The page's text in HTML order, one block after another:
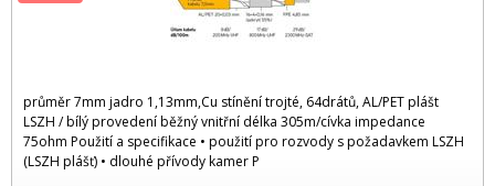
průměr 7mm jadro 1,13mm,Cu stínění trojté, 64drátů, AL/PET plášt
LSZH / bílý provedení běžný vnitřní délka 305m/cívka impedance
75ohm Použití a specifikace • použití pro rozvody s požadavkem LSZH
(LSZH plášť) • dlouhé přívody kamer P